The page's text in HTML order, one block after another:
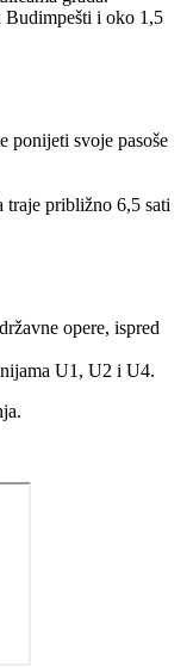
Budimpešti i oko 1,5
ponijeti svoje pasoše
traje približno 6,5 sati
opere, ispred
U1, U2 i U4.